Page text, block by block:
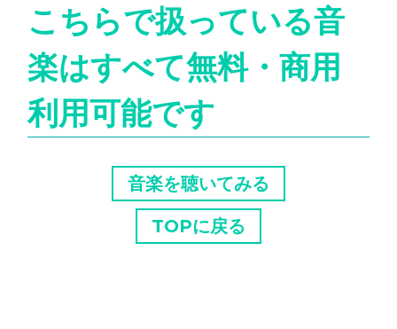
こちらで扱っている音
楽はすべて無料・商用
利用可能です
音楽を聴いてみる
TOPに戻る